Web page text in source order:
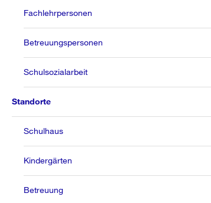
Fachlehrpersonen
Betreuungspersonen
Schulsozialarbeit
Standorte
Schulhaus
Kindergärten
Betreuung